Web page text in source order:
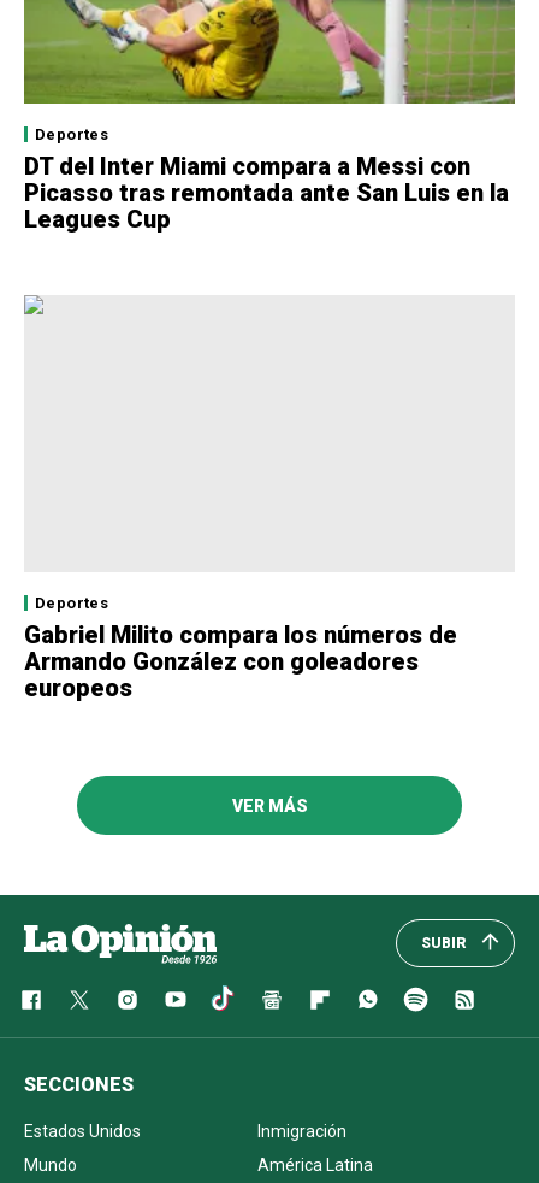
Deportes
DT del Inter Miami compara a Messi con
Picasso tras remontada ante San Luis en la
Leagues Cup
Deportes
Gabriel Milito compara los números de
Armando González con goleadores
europeos
VER MÁS
SUBIR
SECCIONES
Estados Unidos
Inmigración
Mundo
América Latina